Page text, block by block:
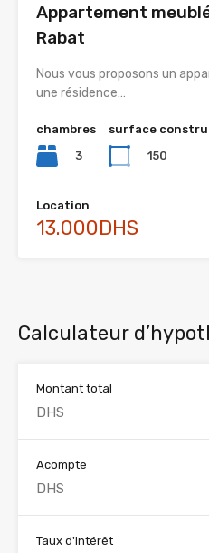
Appartement
Rabat
Nous vous proposons un
une résidence…
chambres
3
surface
150
Location
13.000DHS
Calculateur
Montant total
Acompte
Taux d'intérêt